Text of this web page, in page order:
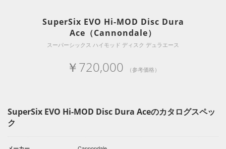
SuperSix EVO Hi-MOD Disc Dura
Ace（Cannondale）
スーパーシックス ハイモッド ディスク デュラエース
￥720,000 （参考価格）
SuperSix EVO Hi-MOD Disc Dura Aceのカタログスペッ
ク